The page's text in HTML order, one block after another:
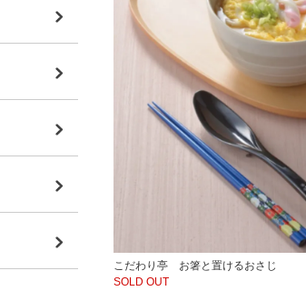
こだわり亭 お箸と置けるおさじ
SOLD OUT